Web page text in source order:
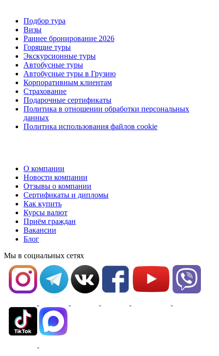
Подбор тура
Визы
Раннее бронирование 2026
Горящие туры
Экскурсионные туры
Автобусные туры
Автобусные туры в Грузию
Корпоративным клиентам
Страхование
Подарочные сертификаты
Политика в отношении обработки персональных
данных
Политика использования файлов cookie
О компании
Новости компании
Отзывы о компании
Сертификаты и дипломы
Как купить
Курсы валют
Приём граждан
Вакансии
Блог
Мы в социальных сетях